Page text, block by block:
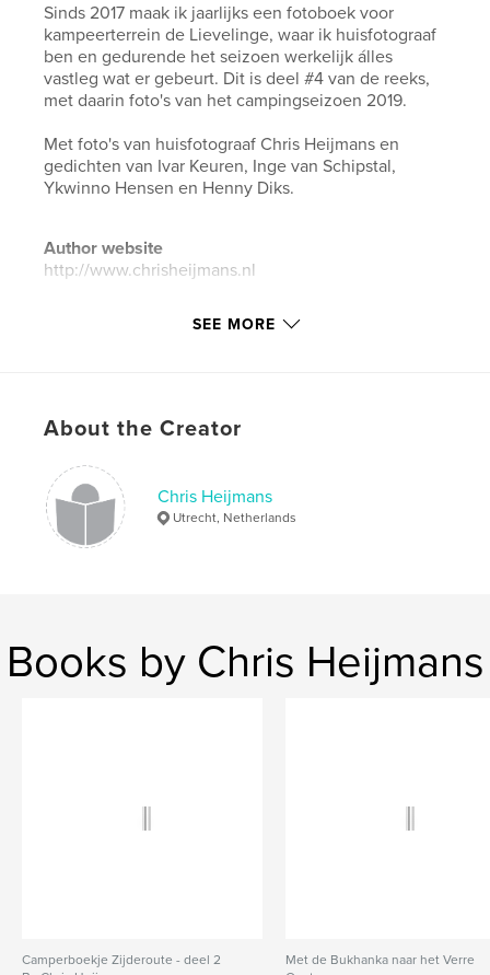
Sinds 2017 maak ik jaarlijks een fotoboek voor
kampeerterrein de Lievelinge, waar ik huisfotograaf
ben en gedurende het seizoen werkelijk álles
vastleg wat er gebeurt. Dit is deel #4 van de reeks,
met daarin foto's van het campingseizoen 2019.
Met foto's van huisfotograaf Chris Heijmans en
gedichten van Ivar Keuren, Inge van Schipstal,
Ykwinno Hensen en Henny Diks.
Author website
http://www.chrisheijmans.nl
Features & Details
# of Pages:60
LanguageDutch
Keywords
SEE MORE
About the Creator
Chris Heijmans
Utrecht, Netherlands
Books by Chris Heijmans
Camperboekje Zijderoute - deel 2
Met de Bukhanka naar het Verre